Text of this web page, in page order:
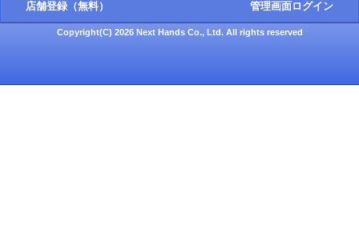
店舗登録（無料） 管理画面ログイン
Copyright(C) 2026 Next Hands Co., Ltd. All rights reserved